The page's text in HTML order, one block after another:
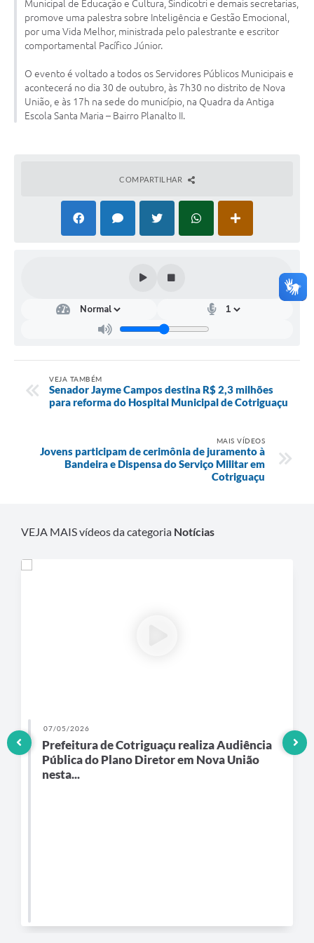
Turismo
Obras
Projetos
Contas Públicas
Legislação
Telefones Úteis
Municipal de Educação e Cultura, Sindicotri e demais secretarias,
promove uma palestra sobre Inteligência e Gestão Emocional,
por uma Vida Melhor, ministrada pelo palestrante e escritor
comportamental Pacífico Júnior.
O evento é voltado a todos os Servidores Públicos Municipais e
acontecerá no dia 30 de outubro, às 7h30 no distrito de Nova
União, e às 17h na sede do município, na Quadra da Antiga
Escola Santa Maria – Bairro Planalto II.
COMPARTILHAR
VEJA TAMBÉM
Senador Jayme Campos destina R$ 2,3 milhões
para reforma do Hospital Municipal de Cotriguaçu
MAIS VÍDEOS
Jovens participam de cerimônia de juramento à
Bandeira e Dispensa do Serviço Militar em
Cotriguaçu
VEJA MAIS vídeos da categoria Notícias
07/05/2026
Prefeitura de Cotriguaçu realiza Audiência
Pública do Plano Diretor em Nova União
nesta...